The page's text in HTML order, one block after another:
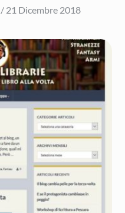
Posted
21 Dicembre 2018